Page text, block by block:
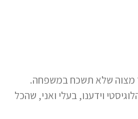
מצוה שלא תשכח במשפחה.
וידענו, בעלי ואני, שהכל